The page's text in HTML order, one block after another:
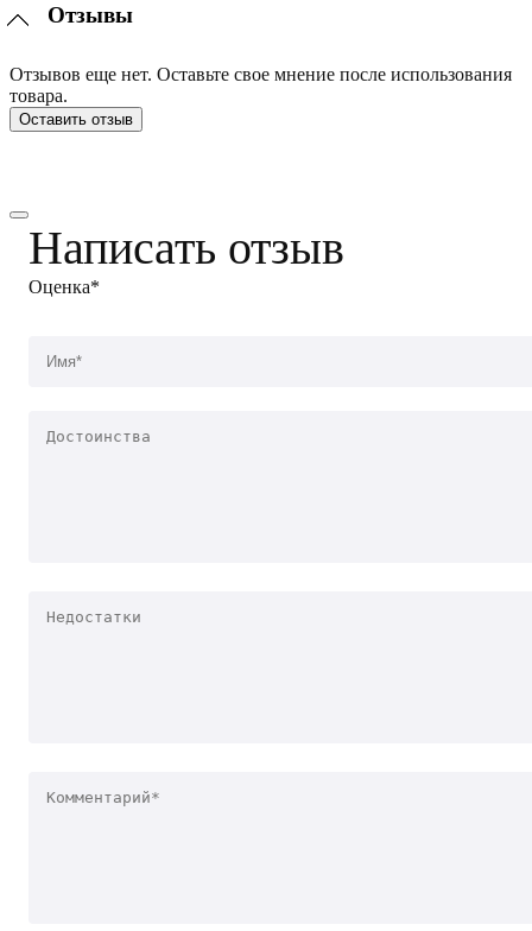
Отзывы
Отзывов еще нет. Оставьте свое мнение после использования
товара.
Оставить отзыв
Написать отзыв
Оценка*